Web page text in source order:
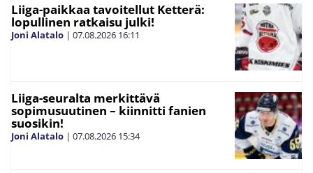
Liiga-paikkaa tavoitellut Ketterä:
lopullinen ratkaisu julki!
Joni Alatalo | 07.08.2026 16:11
Liiga-seuralta merkittävä
sopimusuutinen – kiinnitti fanien
suosikin!
Joni Alatalo | 07.08.2026 15:34